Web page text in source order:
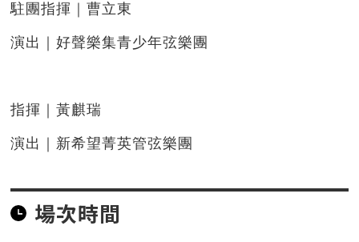
駐團指揮｜曹立東
演出｜好聲樂集青少年弦樂團
指揮｜黃麒瑞
演出｜新希望菁英管弦樂團
場次時間